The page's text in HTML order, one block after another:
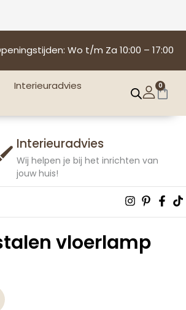
Wo t/m Za 10:00 – 17:00
Interieuradvies
0
Interieuradvies
Wij helpen je bij het inrichten van
jouw huis!
Instagram
p f
vloerlamp